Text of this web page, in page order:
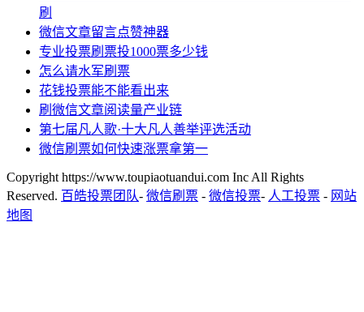
刷
微信文章留言点赞神器
专业投票刷票投1000票多少钱
怎么请水军刷票
花钱投票能不能看出来
刷微信文章阅读量产业链
第七届凡人歌·十大凡人善举评选活动
微信刷票如何快速涨票拿第一
Copyright https://www.toupiaotuandui.com Inc All Rights
Reserved. 百皓投票团队- 微信刷票 - 微信投票- 人工投票 - 网站
地图